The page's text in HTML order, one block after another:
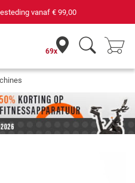
vanaf € 99,00
69x